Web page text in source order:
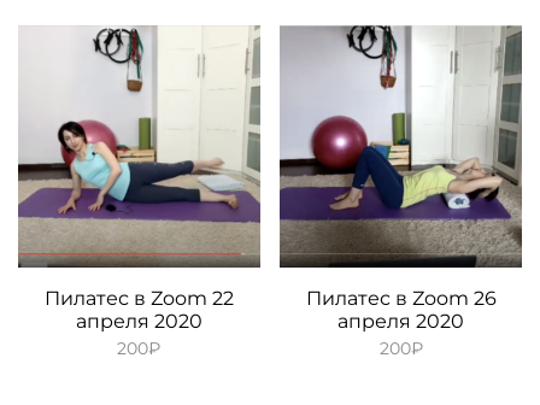
Пилатес в Zoom 22
апреля 2020
200₽
Пилатес в Zoom 26
апреля 2020
200₽